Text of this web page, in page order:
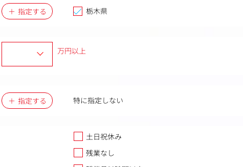
指定する 栃木県
万円以上
指定する 特に指定しない
土日祝休み
残業なし